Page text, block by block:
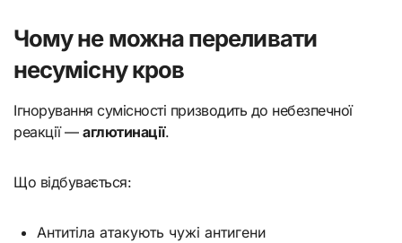
Чому не можна переливати
несумісну кров
Ігнорування сумісності призводить до небезпечної
реакції —аглютинації.
Що відбувається:
Антитіла атакують чужі антигени